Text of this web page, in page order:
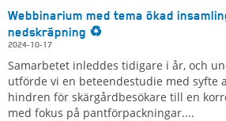
Webbinarium med tema ökad
nedskräpning ♻️
2024-10-17
Samarbetet inleddes tidigare i år, och
utförde vi en beteendestudie med syfte
hindren för skärgårdbesökare till en
med fokus på pantförpackningar....